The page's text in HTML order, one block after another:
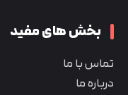
بخش های مفید
تماس با ما
درباره ما